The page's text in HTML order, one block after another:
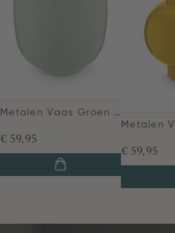
Metalen Vaas Groen 32cm
€ 59,95
€ 59,95